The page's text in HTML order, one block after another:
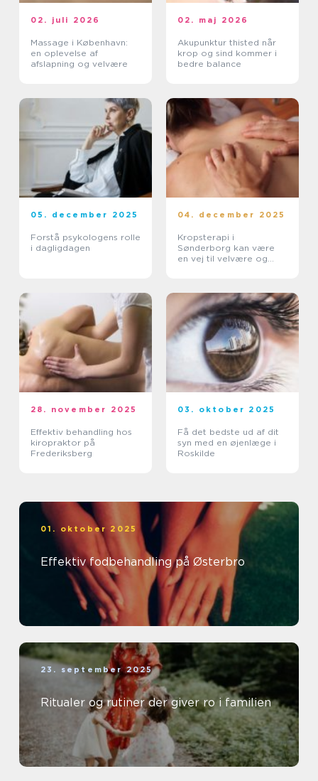
02. juli 2026
Massage i København:
en oplevelse af
afslapning og velvære
02. maj 2026
Akupunktur thisted når
krop og sind kommer i
bedre balance
05. december 2025
Forstå psykologens rolle
i dagligdagen
04. december 2025
Kropsterapi i
Sønderborg kan være
en vej til velvære og
28. november 2025
Effektiv behandling hos
kiropraktor på
Frederiksberg
03. oktober 2025
Få det bedste ud af dit
syn med en øjenlæge i
Roskilde
01. oktober 2025
Effektiv fodbehandling på Østerbro
23. september 2025
Ritualer og rutiner der giver ro i familien